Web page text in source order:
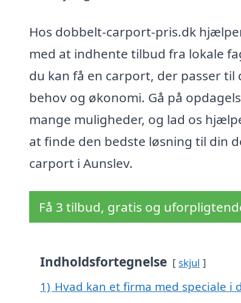
Hos dobbelt-carport-pris.dk
med at indhente tilbud fra lokale
du kan få en carport, der passer til
behov og økonomi. Gå på
mange muligheder, og lad os
at finde den bedste løsning til din
carport i Aunslev.
Få 3 tilbud, gratis og
Indholdsfortegnelse skjul
1) Hvad kan et firma med speciale